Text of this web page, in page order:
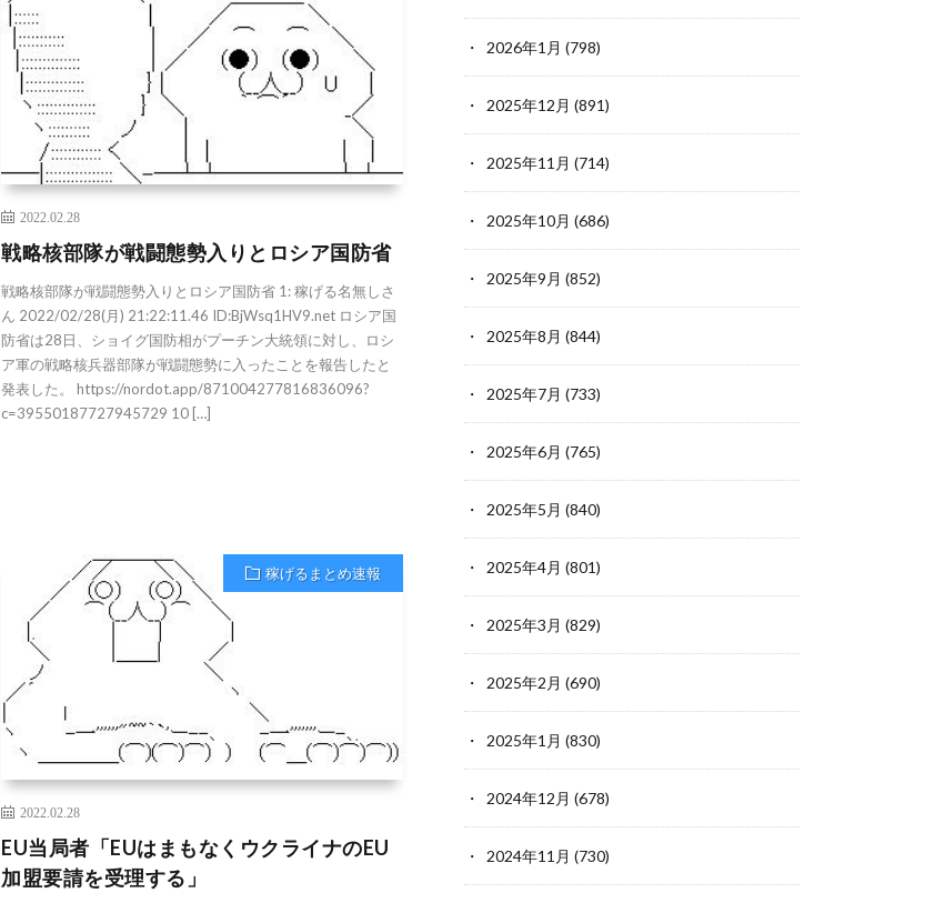
2022.02.28
戦略核部隊が戦闘態勢入りとロシア国防省
戦略核部隊が戦闘態勢入りとロシア国防省 1: 稼げる名無しさ
ん 2022/02/28(月) 21:22:11.46 ID:BjWsq1HV9.net ロシア国
防省は28日、ショイグ国防相がプーチン大統領に対し、ロシ
ア軍の戦略核兵器部隊が戦闘態勢に入ったことを報告したと
発表した。 https://nordot.app/871004277816836096?
c=39550187727945729 10 […]
稼げるまとめ速報
2022.02.28
EU当局者「EUはまもなくウクライナのEU
加盟要請を受理する」
2026年1月 (798)
2025年12月 (891)
2025年11月 (714)
2025年10月 (686)
2025年9月 (852)
2025年8月 (844)
2025年7月 (733)
2025年6月 (765)
2025年5月 (840)
2025年4月 (801)
2025年3月 (829)
2025年2月 (690)
2025年1月 (830)
2024年12月 (678)
2024年11月 (730)